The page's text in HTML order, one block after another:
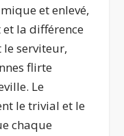
et enlevé,
et la différence
serviteur,
flirte
Le
le trivial et le
chaque